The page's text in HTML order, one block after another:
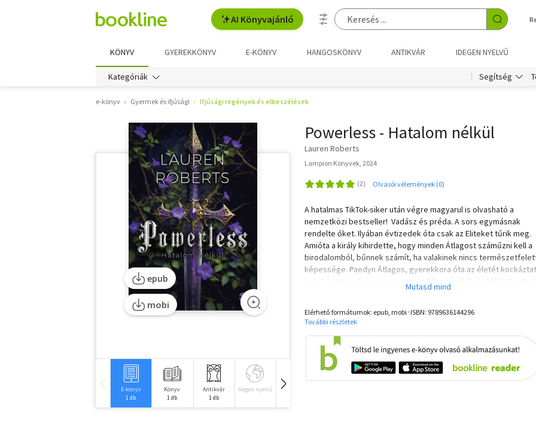
AI Könyvajánló
KÖNYV GYEREKKÖNYV E-KÖNYV HANGOSKÖNYV ANTIKVÁR IDEGEN NYELVŰ
Kategóriák Segítség
e-könyv Gyermek és ifjúsági Ifjúsági regények és elbeszélések
epub
mobi
E-könyv
1 db
Könyv
1 db
Antikvár
1 db
Idegen nyelvű Hangoskönyv
Powerless - Hatalom nélkül
Lauren Roberts
Lampion Könyvek, 2024
Olvasói vélemények (0)
A hatalmas TikTok-siker után végre magyarul is olvasható a
nemzetközi bestseller! Vadász és préda. A sors egymásnak
rendelte őket. Ilyában évtizedek óta csak az Eliteket tűrik meg.
Amióta a király kihirdette, hogy minden Átlagost száműzni kell a
birodalomból, bűnnek számít, ha valakinek nincs
képessége. Paedyn Átlagos, gyerekkora óta az életét
azzal, hogy a város nyomornegyedében bujkál, és Látónak adja ki
magát. Egy nap tudtán kívül megmenti Kait, Ilya egyik hercegét,
aminek az egyedüli célja, hogy az Elitek fitogtathassák az
veszélyt, hanem a herceg iránt egyre erősödő érzései is… A
második része 2025 első felében jelenik meg.
A letöltéssel kapcsolatos kérdésekreitt találhat választ.
Elérhető formátumok: epub, mobi･ISBN: 9789636144296
További részletek